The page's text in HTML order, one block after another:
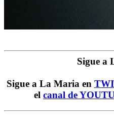
Sigue a
Sigue a La Maria en
el canal de